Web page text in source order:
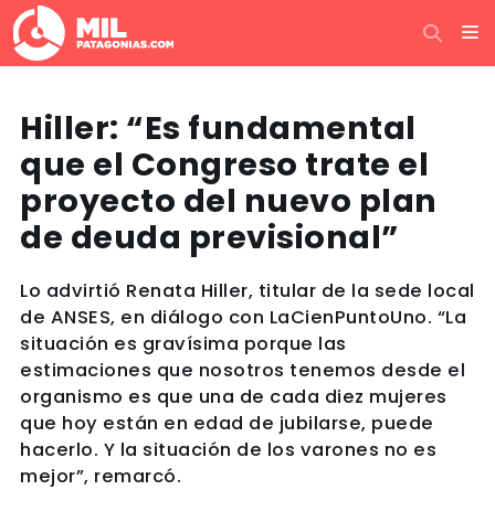
Hiller: “Es fundamental
que el Congreso trate el
proyecto del nuevo plan
de deuda previsional”
Lo advirtió Renata Hiller, titular de la sede local
de ANSES, en diálogo con LaCienPuntoUno. “La
situación es gravísima porque las
estimaciones que nosotros tenemos desde el
organismo es que una de cada diez mujeres
que hoy están en edad de jubilarse, puede
hacerlo. Y la situación de los varones no es
mejor”, remarcó.